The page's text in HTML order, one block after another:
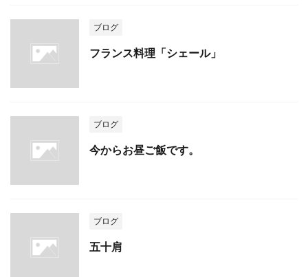
ブログ
フランス料理「シェール」
ブログ
今からお昼ご飯です。
ブログ
五十肩